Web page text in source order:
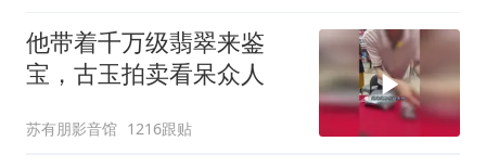
他带着千万级翡翠来鉴
宝，古玉拍卖看呆众人
苏有朋影音馆 1216跟贴